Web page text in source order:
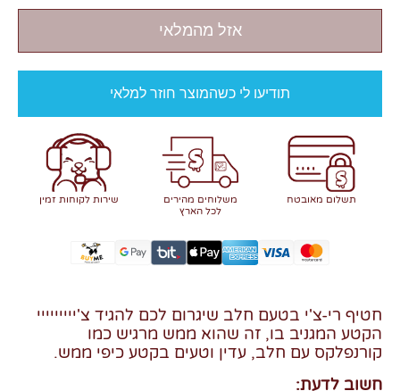
אזל מהמלאי
תודיעו לי כשהמוצר חוזר למלאי
תשלום מאובטח
משלוחים מהירים
לכל הארץ
שירות לקוחות זמין
חטיף רי-צ'י בטעם חלב שיגרום לכם להגיד צ'ייייייייי
הקטע המגניב בו, זה שהוא ממש מרגיש כמו
קורנפלקס עם חלב, עדין וטעים בקטע כיפי ממש.
חשוב לדעת: